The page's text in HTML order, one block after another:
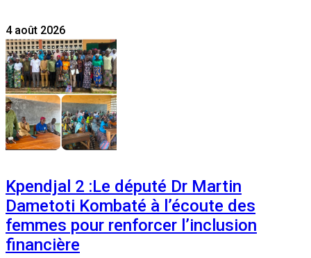
4 août 2026
Kpendjal 2 :Le député Dr Martin
Dametoti Kombaté à l’écoute des
femmes pour renforcer l’inclusion
financière